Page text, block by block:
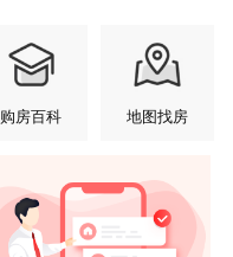
购房百科 地图找房